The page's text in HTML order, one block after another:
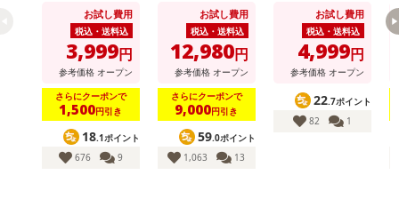
ル」 (冷却プレート
&送風のW冷却/吸気
口/男女兼用)/SENA
CLSWH
お試し費用
税込・送料込
3,999円
参考価格 オープン
さらにクーポンで
1,500円引き
18.1ポイント
676
9
お試し費用
税込・送料込
12,980円
参考価格 オープン
さらにクーポンで
9,000円引き
59.0ポイント
1,063
13
ァン」(100段階+デ
ビルモード/2種アタ
ッチメント付/LEDラ
イト搭載/タイプC充
電対応)/QS691BK
お試し費用
税込・送料込
4,999円
参考価格 オープン
22.7ポイント
82
1